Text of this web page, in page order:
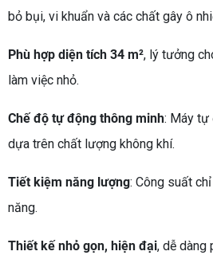
bỏ bụi, vi khuẩn và các chất gây ô
Phù hợp diện tích 34 m², lý tưởng
làm việc nhỏ.
Chế độ tự động thông minh: Máy tự
dựa trên chất lượng không khí.
Tiết kiệm năng lượng: Công suất
năng.
Thiết kế nhỏ gọn, hiện đại, dễ dàng